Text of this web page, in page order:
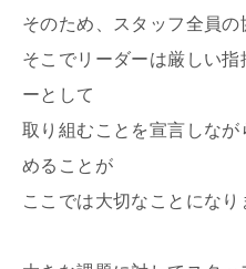
そのため、スタッフ全員の
そこでリーダーは厳しい
ーとして
取り組むことを宣言しな
めることが
ここでは大切なことになり